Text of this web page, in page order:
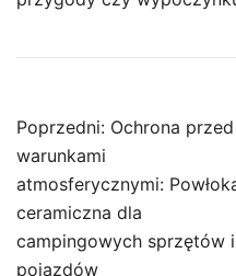
Nawigacja
wpisu
Poprzedni: Ochrona przed
warunkami
atmosferycznymi:
ceramiczna dla
campingowych sprzętów i
pojazdów